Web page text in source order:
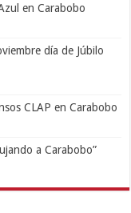
en Carabobo
día de Júbilo
CLAP en Carabobo
a Carabobo”